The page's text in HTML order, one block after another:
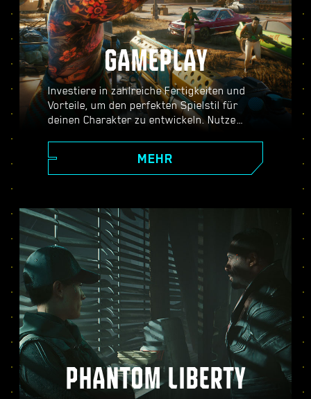
GAMEPLAY
Investiere in zahlreiche Fertigkeiten und
Vorteile, um den perfekten Spielstil für
deinen Charakter zu entwickeln. Nutze
besten Söldner der Stadt zu werden.
Stürme mit gezückten Waffen in den Kampf,
schleiche dich unbemerkt durch gut
bewachte Orte.
MEHR
PHANTOM LIBERTY